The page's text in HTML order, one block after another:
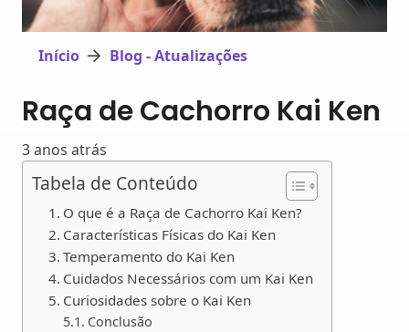
Início Blog - Atualizações
Raça de Cachorro Kai Ken
3 anos atrás
Tabela de Conteúdo
O que é a Raça de Cachorro Kai Ken?
Características Físicas do Kai Ken
Temperamento do Kai Ken
Cuidados Necessários com um Kai Ken
Curiosidades sobre o Kai Ken
Conclusão